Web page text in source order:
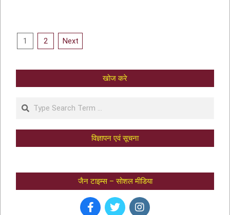
1 2 Next
खोज करे
विज्ञापन एवं सूचना
जैन टाइम्स – सोशल मीडिया